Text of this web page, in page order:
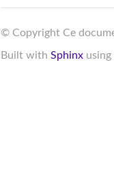
© Copyright Ce
Built with Sphinxusing